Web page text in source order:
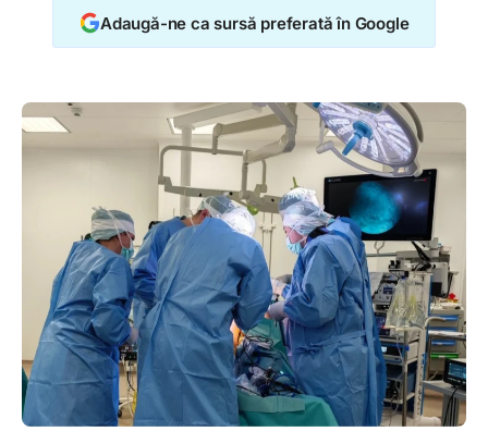
Adaugă-ne ca sursă preferată în Google